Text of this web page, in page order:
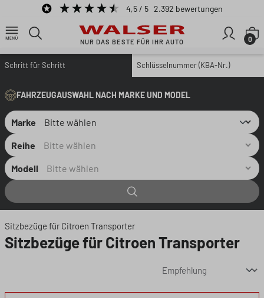
Zum Hauptinhalt springen 4,5 / 5 2.392 bewertungen
NUR DAS BESTE FÜR IHR AUTO 0
Schritt für Schritt Schlüsselnummer (KBA-Nr.)
FAHRZEUGAUSWAHL NACH MARKE UND MODEL
Marke
Reihe
Modell
Sitzbezüge für Citroen Transporter
Sitzbezüge für Citroen Transporter